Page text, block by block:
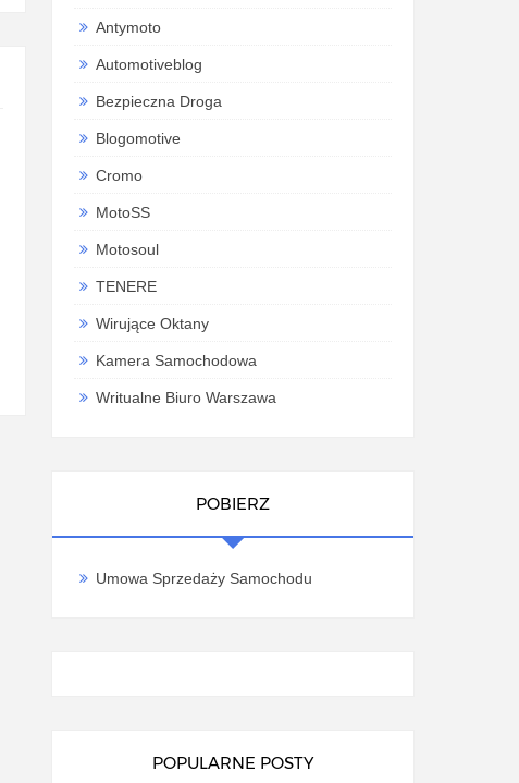
Antymoto
Automotiveblog
Bezpieczna Droga
Blogomotive
Cromo
MotoSS
Motosoul
TENERE
Wirujące Oktany
Kamera Samochodowa
Writualne Biuro Warszawa
POBIERZ
Umowa Sprzedaży Samochodu
POPULARNE POSTY